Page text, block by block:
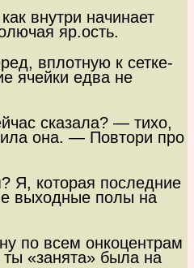
внутри начинает
яр.ость.
вплотную к сетке-
ячейки едва не
сказала? — тихо,
она. — Повтори про
Я, которая последние
выходные полы на
по всем онкоцентрам
ты «занята» была на